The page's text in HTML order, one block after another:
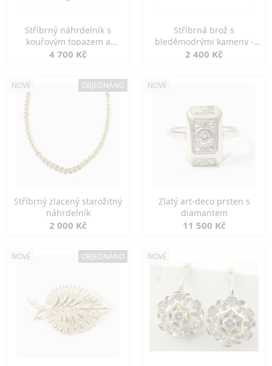
Stříbrný náhrdelník s
kouřovým topazem a
markazity
4 700 Kč
Stříbrná brož s
bleděmodrými kameny -
jemná elegance
2 400 Kč
NOVÉ OBJEDNÁNO
Stříbrný zlacený starožitný
náhrdelník
2 000 Kč
NOVÉ
Zlatý art-deco prsten s
diamantem
11 500 Kč
NOVÉ OBJEDNÁNO NOVÉ